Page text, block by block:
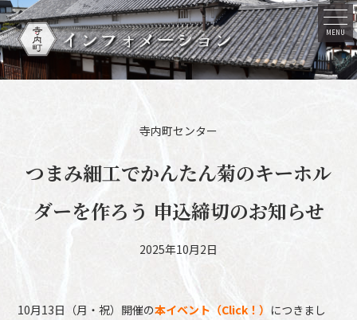
MENU
インフォメーション
寺内町センター
つまみ細工でかんたん菊のキーホル
ダーを作ろう 申込締切のお知らせ
2025年10月2日
10月13日（月・祝）開催の本イベント（Click！） につきまし